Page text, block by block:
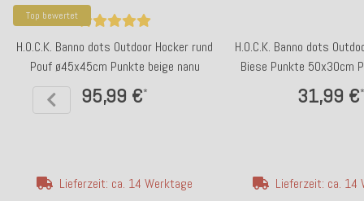
Top bewertet
H.O.C.K. Banno dots Outdoor Hocker rund
Pouf ø45x45cm Punkte beige nanu
95,99 €*
Lieferzeit: ca. 14 Werktage
H.O.C.K. Banno dots
Biese Punkte 50x30cm
nanu
31,99 €*
Lieferzeit: ca. 14